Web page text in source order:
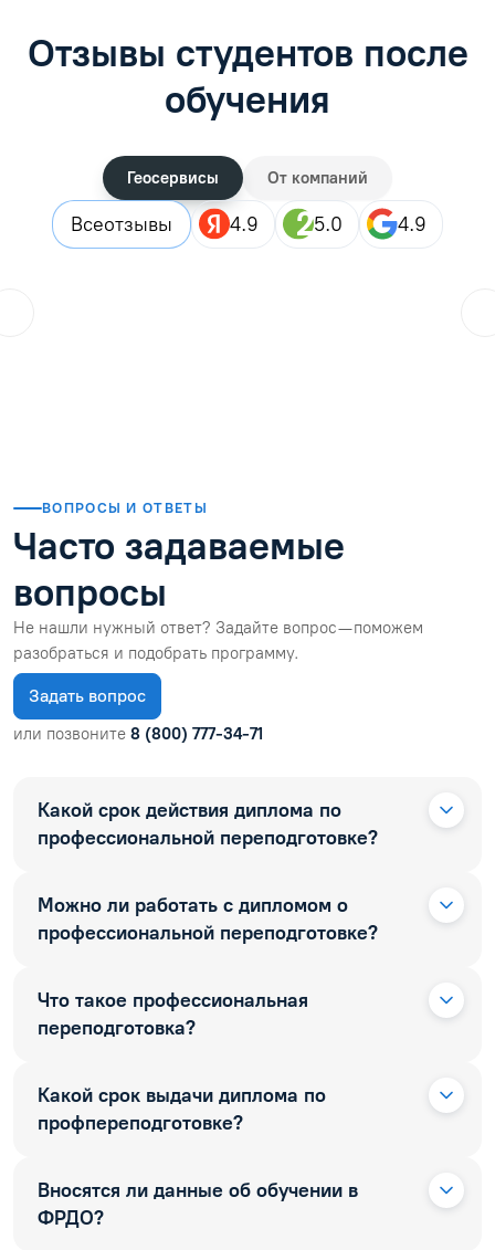
Отзывы студентов после
обучения
Геосервисы От компаний
Всеотзывы 4.9 5.0 4.9
ВОПРОСЫ И ОТВЕТЫ
Часто задаваемые
вопросы
Не нашли нужный ответ? Задайте вопрос — поможем
разобраться и подобрать программу.
Задать вопрос
или позвоните 8 (800) 777-34-71
Какой срок действия диплома по
профессиональной переподготовке?
Можно ли работать с дипломом о
профессиональной переподготовке?
Что такое профессиональная
переподготовка?
Какой срок выдачи диплома по
профпереподготовке?
Вносятся ли данные об обучении в
ФРДО?